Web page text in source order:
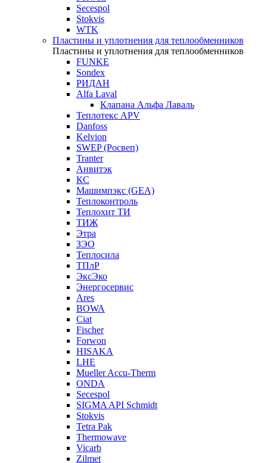
Secespol
Stokvis
WTK
Пластины и уплотнения для теплообменников
Пластины и уплотнения для теплообменников
FUNKE
Sondex
РИДАН
Alfa Laval
Клапана Альфа Лаваль
Теплотекс APV
Danfoss
Kelvion
SWEP (Росвеп)
Tranter
Анвитэк
КС
Машимпэкс (GEA)
Теплоконтроль
Теплохит ТИ
ТИЖ
Этра
ЗЭО
Теплосила
ТПлР
ЭксЭко
Энергосервис
Ares
BOWA
Ciat
Fischer
Forwon
HISAKA
LHE
Mueller Accu-Therm
ONDA
Secespol
SIGMA API Schmidt
Stokvis
Tetra Pak
Thermowave
Vicarb
Zilmet